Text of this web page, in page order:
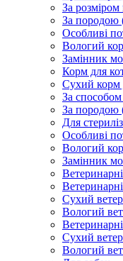
За
За породою
Особливі
Вологий
Замінник
Корм для
Сухий корм
За
За породою
Для
Особливі
Вологий
Замінник
Сухий
Вологий
Ветеринарні
Сухий
Вологий